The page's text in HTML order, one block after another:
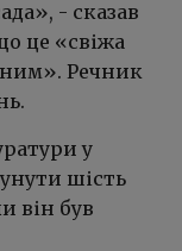
- сказав
це «свіжа
Речник
у
шість
він був